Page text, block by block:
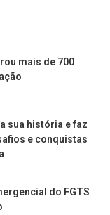
mais de 700
sua história e faz
e conquistas
do FGTS